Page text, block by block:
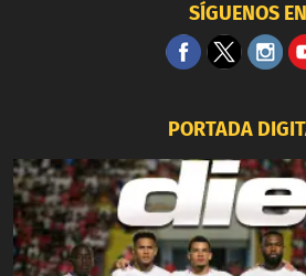
SÍGUENOS EN
PORTADA